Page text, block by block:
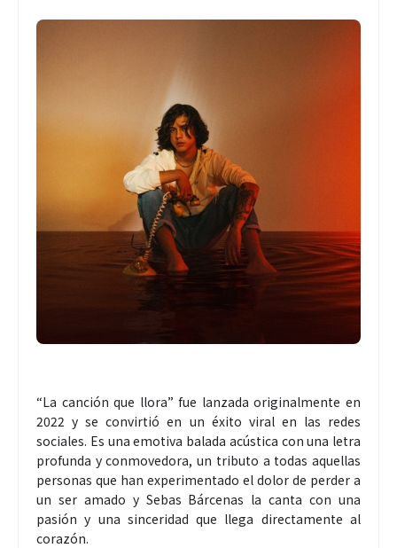
“La canción que llora” fue lanzada originalmente en
2022 y se convirtió en un éxito viral en las redes
sociales. Es una emotiva balada acústica con una letra
profunda y conmovedora, un tributo a todas aquellas
personas que han experimentado el dolor de perder a
un ser amado y Sebas Bárcenas la canta con una
pasión y una sinceridad que llega directamente al
corazón.